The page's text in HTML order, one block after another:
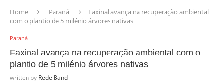
Home Paraná
Faxinal avança na recuperação ambiental
com o plantio de 5 milénio árvores nativas
Paraná
Faxinal avança na recuperação ambiental com o
plantio de 5 milénio árvores nativas
written by Rede Band